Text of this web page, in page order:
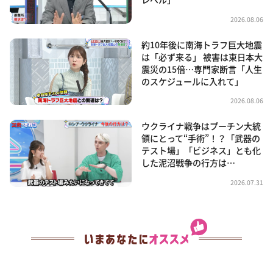
2026.08.06
約10年後に南海トラフ巨大地震
は「必ず来る」 被害は東日本大
震災の15倍…専門家断言「人生
のスケジュールに入れて」
2026.08.06
ウクライナ戦争はプーチン大統
領にとって“手術”！？「武器の
テスト場」「ビジネス」とも化
した泥沼戦争の行方は…
2026.07.31